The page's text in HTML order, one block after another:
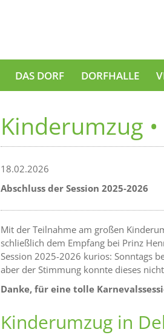
DAS DORF DORFHALLE
Kinderumzug
18.02.2026
Abschluss der Session 2025-2026
Mit der Teilnahme am großen
schließlich dem Empfang bei Prinz
Session 2025-2026 kurios: Sonntags
aber der Stimmung konnte dieses
Danke, für eine tolle
Kinderumzug in